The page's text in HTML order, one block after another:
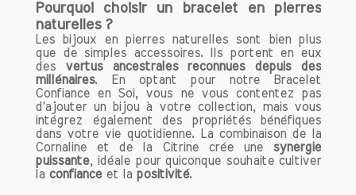
réduire le stress, à augmenter votre
énergie ou à renforcer votre confiance
en vous, notre gamme de bracelets
s'adapte à vos objectifs.
Comment porter vos bracelets de
lithothérapie ?
Pour tirer le meilleur parti des bienfaits
de vos bracelets, il est conseillé de les
porter régulièrement. Que ce soit au
Pourquoi choisir un bracelet en pierres
naturelles ?
Les bijoux en pierres naturelles sont bien plus
que de simples accessoires. Ils portent en eux
des vertus ancestrales reconnues depuis des
millénaires. En optant pour notre Bracelet
Confiance en Soi, vous ne vous contentez pas
d'ajouter un bijou à votre collection, mais vous
intégrez également des propriétés bénéfiques
dans votre vie quotidienne. La combinaison de la
Cornaline et de la Citrine crée une synergie
puissante, idéale pour quiconque souhaite cultiver
la confianceet la positivité.